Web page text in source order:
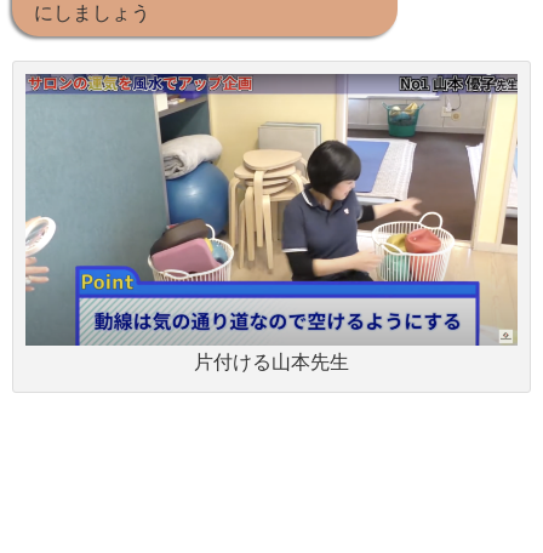
にしましょう
片付ける山本先生